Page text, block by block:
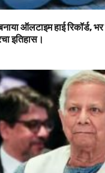
ऑलटाइम हाई रिकॉर्ड,
इतिहास।